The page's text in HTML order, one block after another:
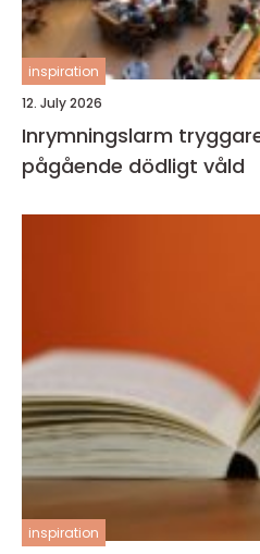
inspiration
12. July 2026
Inrymningslarm tryggare miljö vid hot och
pågående dödligt våld
inspiration